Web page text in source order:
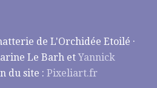
de L'Orchidée Etoilé ·
Le Barh etYannick
du site :Pixeliart.fr